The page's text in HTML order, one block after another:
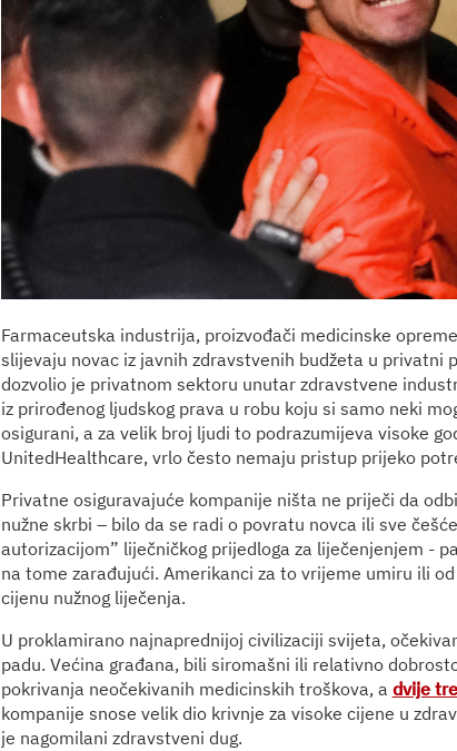
Farmaceutska industrija, proizvođači medicinske
slijevaju novac iz javnih zdravstvenih budžeta u privatni
dozvolio je privatnom sektoru unutar zdravstvene
iz prirođenog ljudskog prava u robu koju si samo neki
osigurani, a za velik broj ljudi to podrazumijeva visoke
UnitedHealthcare, vrlo često nemaju pristup prijeko
Privatne osiguravajuće kompanije ništa ne priječi da
nužne skrbi – bilo da se radi o povratu novca ili sve
autorizacijom” liječničkog prijedloga za liječenjenjem -
na tome zarađujući. Amerikanci za to vrijeme umiru ili
cijenu nužnog liječenja.
U proklamirano najnaprednijoj civilizaciji svijeta,
padu. Većina građana, bili siromašni ili relativno
pokrivanja neočekivanih medicinskih troškova, a dvije
kompanije snose velik dio krivnje za visoke cijene u
je nagomilani zdravstveni dug.